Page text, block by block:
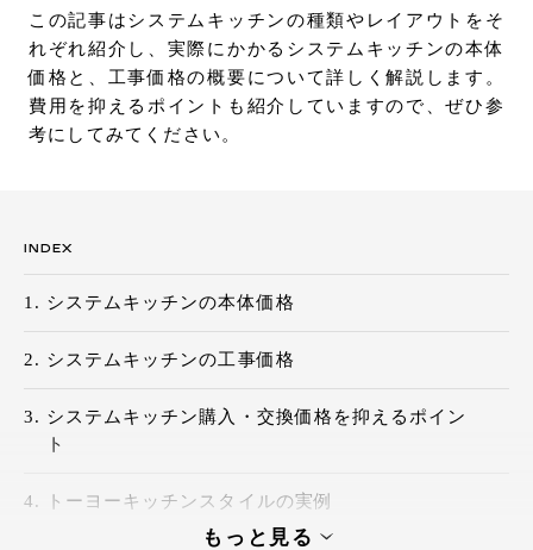
お問い合わせ
サポート
LANGUAGE :
JP
EN
CN
この記事はシステムキッチンの種類やレイアウトをそ
れぞれ紹介し、実際にかかるシステムキッチンの本体
価格と、工事価格の概要について詳しく解説します。
費用を抑えるポイントも紹介していますので、ぜひ参
考にしてみてください。
INDEX
システムキッチンの本体価格
システムキッチンの工事価格
システムキッチン購入・交換価格を抑えるポイン
ト
トーヨーキッチンスタイルの実例
もっと見る